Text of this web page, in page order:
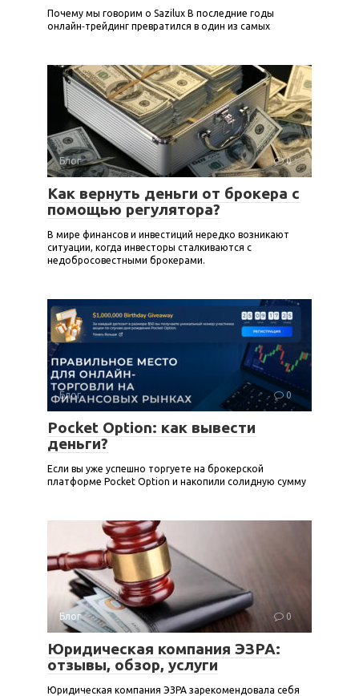
Почему мы говорим о Sazilux В последние годы
онлайн‑трейдинг превратился в один из самых
Блог 0
Как вернуть деньги от брокера с
помощью регулятора?
В мире финансов и инвестиций нередко возникают
ситуации, когда инвесторы сталкиваются с
недобросовестными брокерами.
Блог 0
Pocket Option: как вывести
деньги?
Если вы уже успешно торгуете на брокерской
платформе Pocket Option и накопили солидную сумму
Блог 0
Юридическая компания ЭЗРА:
отзывы, обзор, услуги
Юридическая компания ЭЗРА зарекомендовала себя